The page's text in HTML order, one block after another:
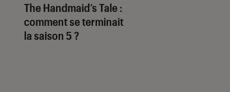
The Handmaid’s Tale:
comment se terminait
la saison 5 ?